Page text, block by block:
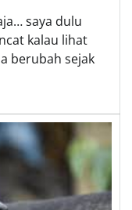
saya dulu
kalau lihat
berubah sejak